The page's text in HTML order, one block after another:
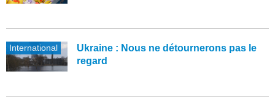
International
Ukraine : Nous ne détournerons pas le
regard